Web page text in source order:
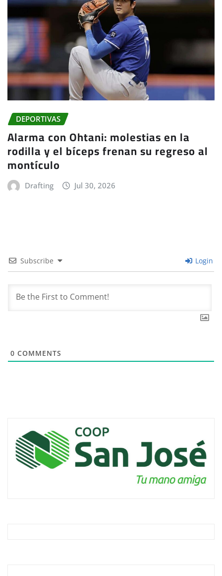
DEPORTIVAS
Alarma con Ohtani: molestias en la
rodilla y el bíceps frenan su regreso al
montículo
Drafting Jul 30, 2026
Subscribe Login
0 COMMENTS